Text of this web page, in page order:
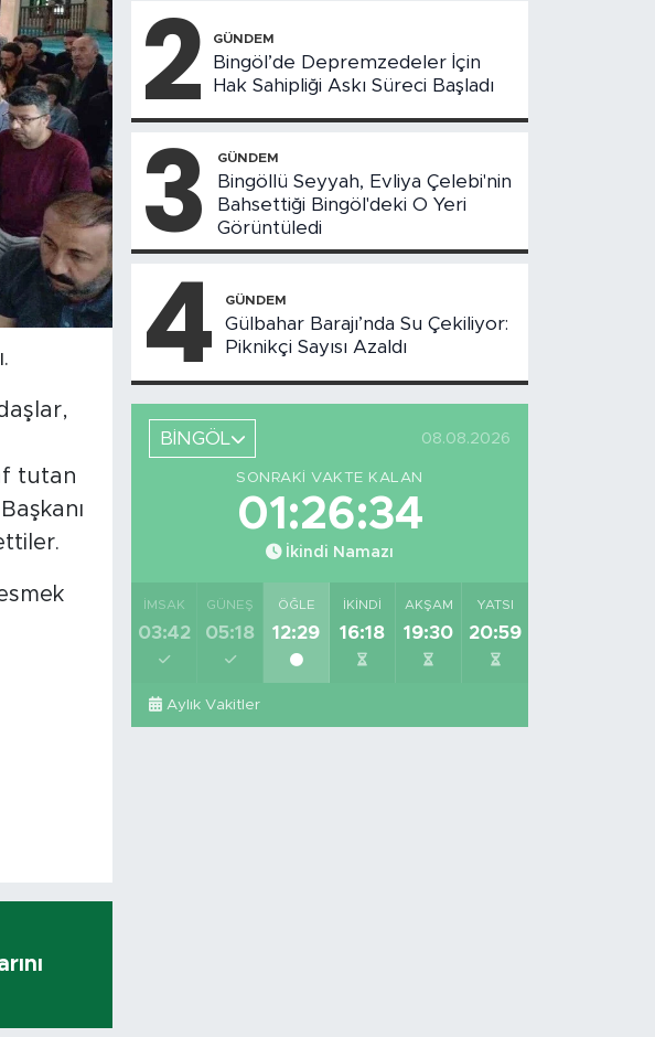
tutan
2 GÜNDEM
Bingöl’de Depremzedeler İçin
Hak Sahipliği Askı Süreci Başladı
3 GÜNDEM
Bingöllü Seyyah, Evliya Çelebi'nin
Bahsettiği Bingöl'deki O Yeri
Görüntüledi
4 GÜNDEM
Gülbahar Barajı’nda Su Çekiliyor:
Piknikçi Sayısı Azaldı
BİNGÖL 08.08.2026
SONRAKI VAKTE KALAN
01:26:33
İkindi Namazı
İMSAK
03:42
GÜNEŞ
05:18
ÖĞLE
12:29
İKINDI
16:18
AKŞAM
19:30
YATSI
20:59
Aylık Vakitler